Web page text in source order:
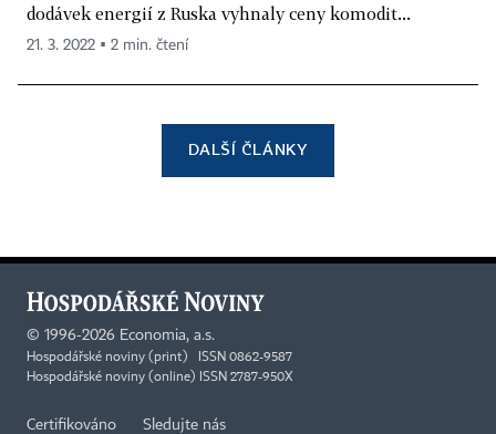
dodávek energií z Ruska vyhnaly ceny komodit...
21. 3. 2022 ▪ 2 min. čtení
DALŠÍ ČLÁNKY
© 1996-2026 Economia, a.s.
Hospodářské noviny (print) ISSN 0862-9587
Hospodářské noviny (online) ISSN 2787-950X
Certifikováno Sledujte nás